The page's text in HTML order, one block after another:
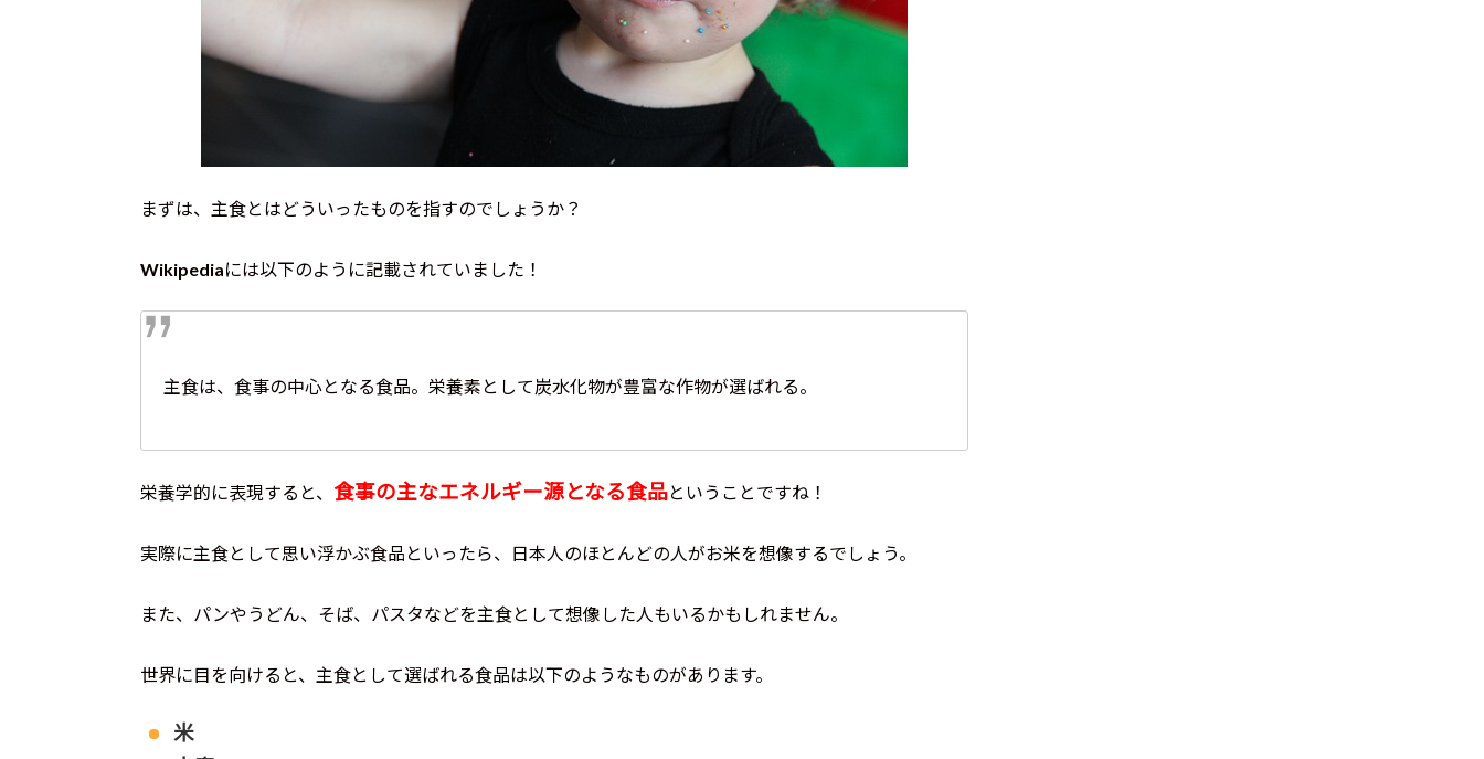
まずは、主食とはどういったものを指すのでしょうか？
Wikipediaには以下のように記載されていました！
主食は、食事の中心となる食品。栄養素として炭水化物が豊富な作物が選ばれる。
栄養学的に表現すると、 食事の主なエネルギー源となる食品ということですね！
実際に主食として思い浮かぶ食品といったら、日本人のほとんどの人がお米を想像するでしょう。
また、パンやうどん、そば、パスタなどを主食として想像した人もいるかもしれません。
世界に目を向けると、主食として選ばれる食品は以下のようなものがあります。
米